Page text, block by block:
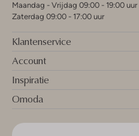
Maandag - Vrijdag 09:00 - 19:00 uur
Zaterdag 09:00 - 17:00 uur
Klantenservice
Account
Inspiratie
Omoda